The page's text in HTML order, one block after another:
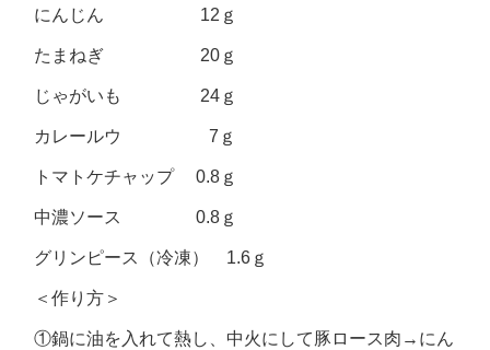
にんじん 12ｇ
たまねぎ 20ｇ
じゃがいも 24ｇ
カレールウ 7ｇ
トマトケチャップ 0.8ｇ
中濃ソース 0.8ｇ
グリンピース（冷凍） 1.6ｇ
＜作り方＞
①鍋に油を入れて熱し、中火にして豚ロース肉→にん